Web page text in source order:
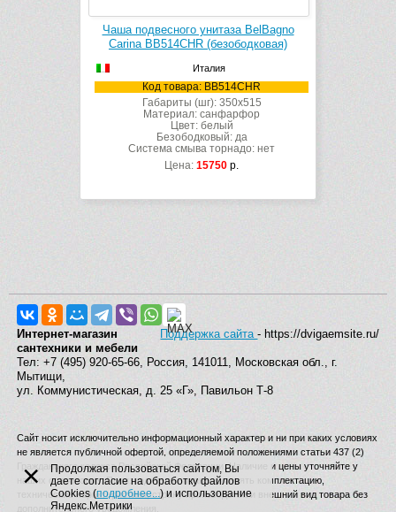
Чаша подвесного унитаза BelBagno
Carina BB514CHR (безободковая)
Италия
Код товара: BB514CHR
Габариты (шг): 350x515
Материал: санфарфор
Цвет: белый
Безободковый: да
Система смыва торнадо: нет
Цена: 15750 р.
Поддержка сайта- https://dvigaemsite.ru/
Интернет-магазин
сантехники и мебели
Тел: +7 (495) 920-65-66, Россия, 141011, Московская обл., г.
Мытищи,
ул. Коммунистическая, д. 25 «Г», Павильон Т-8
Сайт носит исключительно информационный характер и ни при каких условиях
не является публичной офертой, определяемой положениями статьи 437 (2)
Гражданского кодекса Российской Федерации. Наличие и цены уточняйте у
наших операторов. Производитель вправе изменять комплектацию,
технические характеристики, страну производства и внешний вид товара без
дополнительного уведомления.
×
Продолжая пользоваться сайтом, Вы
даете согласие на обработку файлов
Cookies (подробнее...) и использование
Яндекс.Метрики